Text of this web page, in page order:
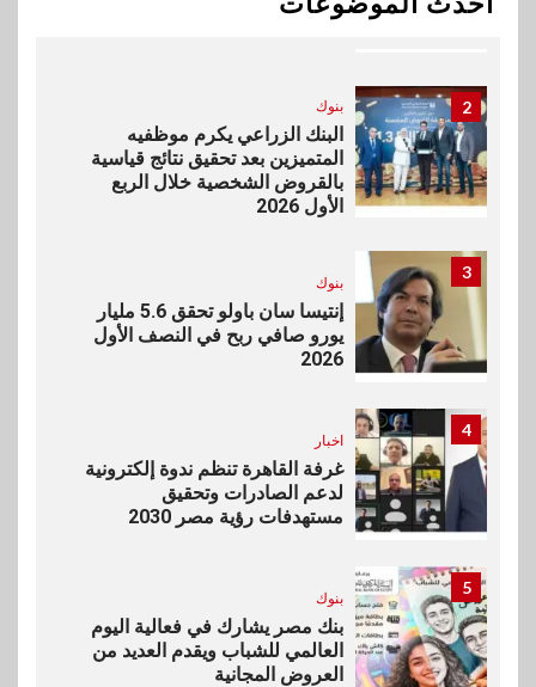
المخاوف بشأن مستقبل الملاحة
2 بنوك
البنك الزراعي يكرم موظفيه
المتميزين بعد تحقيق نتائج قياسية
بالقروض الشخصية خلال الربع
الأول 2026
3
بنوك
إنتيسا سان باولو تحقق 5.6 مليار
يورو صافي ربح في النصف الأول
2026
4
اخبار
غرفة القاهرة تنظم ندوة إلكترونية
لدعم الصادرات وتحقيق
مستهدفات رؤية مصر 2030
5
بنوك
بنك مصر يشارك في فعالية اليوم
العالمي للشباب ويقدم العديد من
العروض المجانية